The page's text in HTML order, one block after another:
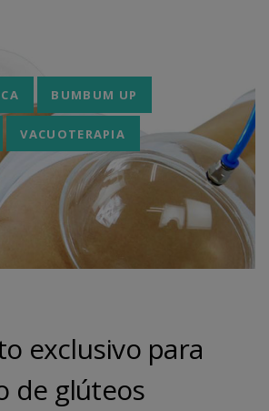
BUMBUM UP
VACUOTERAPIA
exclusivo para
de glúteos